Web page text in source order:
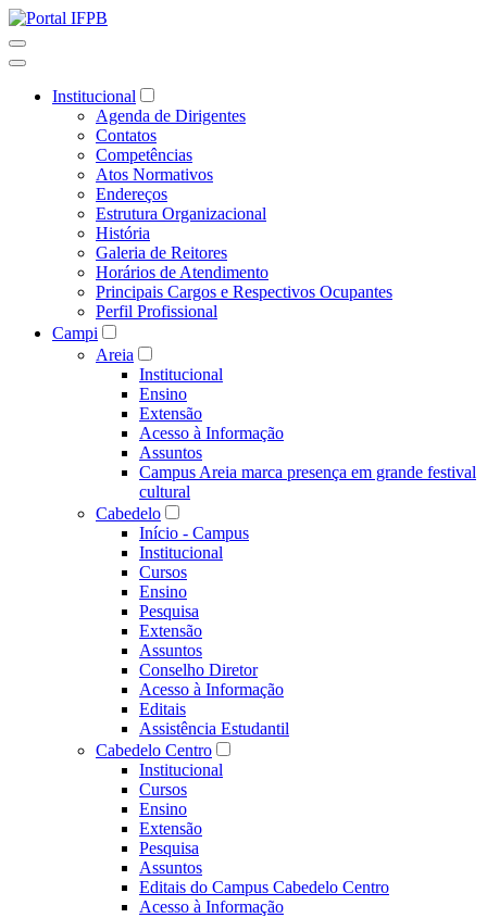
Institucional
Agenda de Dirigentes
Contatos
Competências
Atos Normativos
Endereços
Estrutura Organizacional
História
Galeria de Reitores
Horários de Atendimento
Principais Cargos e Respectivos Ocupantes
Perfil Profissional
Campi
Areia
Institucional
Ensino
Extensão
Acesso à Informação
Assuntos
Campus Areia marca presença em grande festival
cultural
Cabedelo
Início - Campus
Institucional
Cursos
Ensino
Pesquisa
Extensão
Assuntos
Conselho Diretor
Acesso à Informação
Editais
Assistência Estudantil
Cabedelo Centro
Institucional
Cursos
Ensino
Extensão
Pesquisa
Assuntos
Editais do Campus Cabedelo Centro
Acesso à Informação